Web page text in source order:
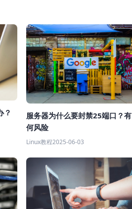
？
服务器为什么要封禁25端口？有
何风险
Linux教程2025-06-03